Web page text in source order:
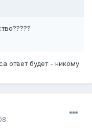
ответ будет - никому.